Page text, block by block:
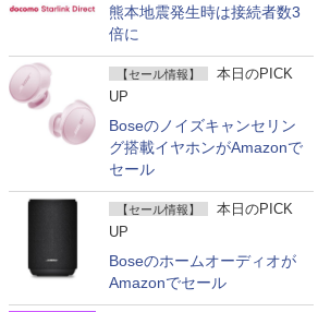
熊本地震発生時は接続者数3
倍に
【セール情報】
本日のPICK
UP
Boseのノイズキャンセリン
グ搭載イヤホンがAmazonで
セール
【セール情報】
本日のPICK
UP
Boseのホームオーディオが
Amazonでセール